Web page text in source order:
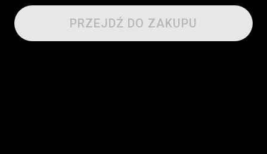
PRZEJDŹ DO ZAKUPU